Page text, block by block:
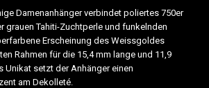
Damenanhänger verbindet poliertes 750er
grauen Tahiti-Zuchtperle und funkelnden
Erscheinung des Weissgoldes
Rahmen für die 15,4 mm lange und 11,9
Unikat setzt der Anhänger einen
am Dekolleté.